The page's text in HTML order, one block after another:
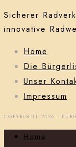
Sicherer
innovative
Home
Die
Unser
Impressum
COPYRIGHT 2026 -
Home